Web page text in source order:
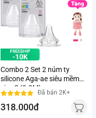
Combo 2 Set 2 núm ty
silicone Aga-ae siêu mềm
size S (0-3M)
Đã bán 2K+
318.000đ